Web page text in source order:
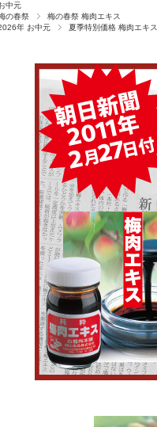
中元
の春祭
梅の春祭 梅肉エキス
年 お中元
夏季特別価格 梅肉エキス